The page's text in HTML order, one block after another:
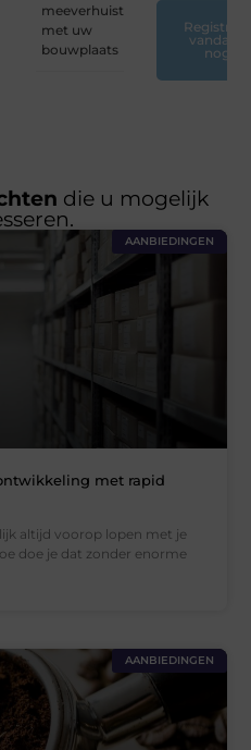
meeverhuist
met uw
bouwplaats
Registreer
vandaag
nog
die u mogelijk
AANBIEDINGEN
met rapid
altijd voorop lopen met je
doe je dat zonder enorme
AANBIEDINGEN